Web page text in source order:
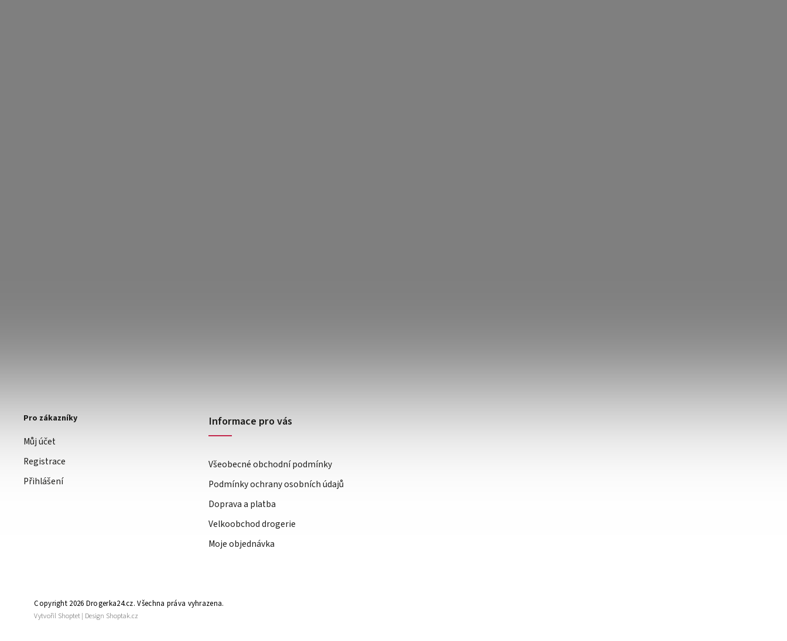
Pro zákazníky
Můj účet
Registrace
Přihlášení
Informace pro vás
Všeobecné obchodní podmínky
Podmínky ochrany osobních údajů
Doprava a platba
Velkoobchod drogerie
Moje objednávka
Copyright 2026 Drogerka24.cz. Všechna práva vyhrazena.
Vytvořil Shoptet| Design Shoptak.cz